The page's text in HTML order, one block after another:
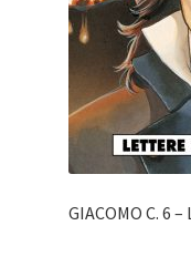
GIACOMO C. 6 –